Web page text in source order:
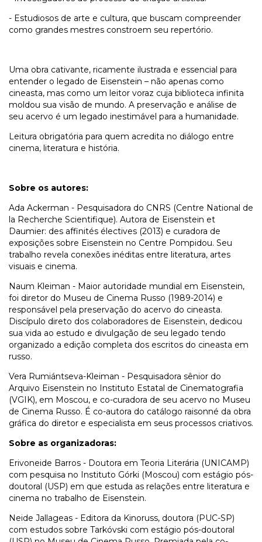
- Estudiosos de arte e cultura, que buscam compreender
como grandes mestres constroem seu repertório.
Uma obra cativante, ricamente ilustrada e essencial para
entender o legado de Eisenstein – não apenas como
cineasta, mas como um leitor voraz cuja biblioteca infinita
moldou sua visão de mundo. A preservação e análise de
seu acervo é um legado inestimável para a humanidade.
Leitura obrigatória para quem acredita no diálogo entre
cinema, literatura e história.
Sobre os autores:
Ada Ackerman - Pesquisadora do CNRS (Centre National de
la Recherche Scientifique). Autora de Eisenstein et
Daumier: des affinités électives (2013) e curadora de
exposições sobre Eisenstein no Centre Pompidou. Seu
trabalho revela conexões inéditas entre literatura, artes
visuais e cinema.
Naum Kleiman - Maior autoridade mundial em Eisenstein,
foi diretor do Museu de Cinema Russo (1989-2014) e
responsável pela preservação do acervo do cineasta.
Discípulo direto dos colaboradores de Eisenstein, dedicou
sua vida ao estudo e divulgação de seu legado tendo
organizado a edição completa dos escritos do cineasta em
russo.
Vera Rumiántseva-Kleiman - Pesquisadora sênior do
Arquivo Eisenstein no Instituto Estatal de Cinematografia
(VGIK), em Moscou, e co-curadora de seu acervo no Museu
de Cinema Russo. É co-autora do catálogo raisonné da obra
gráfica do diretor e especialista em seus processos criativos.
Sobre as organizadoras:
Erivoneide Barros - Doutora em Teoria Literária (UNICAMP)
com pesquisa no Instituto Górki (Moscou) com estágio pós-
doutoral (USP) em que estuda as relações entre literatura e
cinema no trabalho de Eisenstein.
Neide Jallageas - Editora da Kinoruss, doutora (PUC-SP)
com estudos sobre Tarkóvski com estágio pós-doutoral